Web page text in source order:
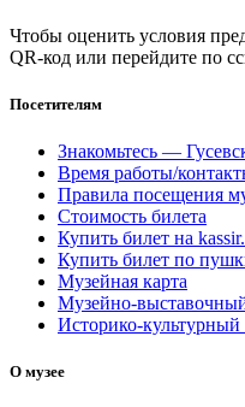
Чтобы оценить условия
QR-код или перейдите по
Посетителям
Знакомьтесь —
Время работы/
Правила посещения
Стоимость билета
Купить билет на
Купить билет по
Музейная карта
Музейно-
Историко-
О музее